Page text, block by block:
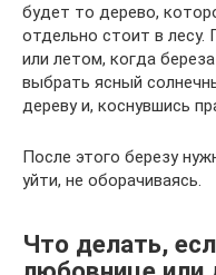
будет то дерево,
отдельно стоит в
или летом, когда
выбрать ясный
дереву и, коснувшись
После этого березу
уйти, не оборачиваясь.
Что делать,